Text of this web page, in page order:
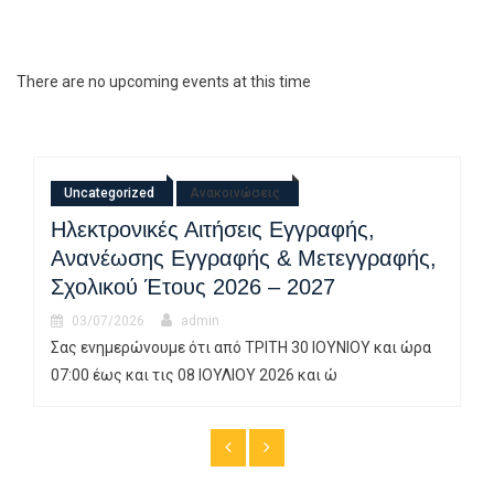
There are no upcoming events at this time
Uncategorized Ανακοινώσεις
Ηλεκτρονικές Αιτήσεις Εγγραφής,
Ανανέωσης Εγγραφής & Μετεγγραφής,
Σχολικού Έτους 2026 – 2027
03/07/2026 admin
Σας ενημερώνουμε ότι από ΤΡΙΤΗ 30 ΙΟΥΝΙΟΥ και ώρα
07:00 έως και τις 08 ΙΟΥΛΙΟΥ 2026 και ώ